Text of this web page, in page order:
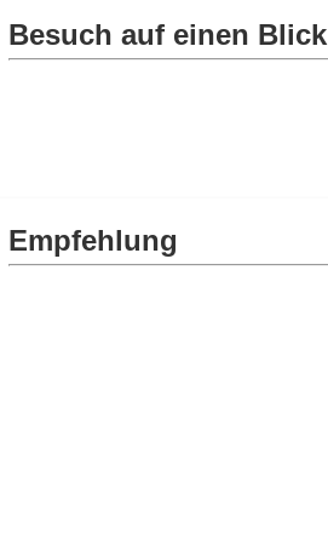
Besuch auf einen Blick
Empfehlung